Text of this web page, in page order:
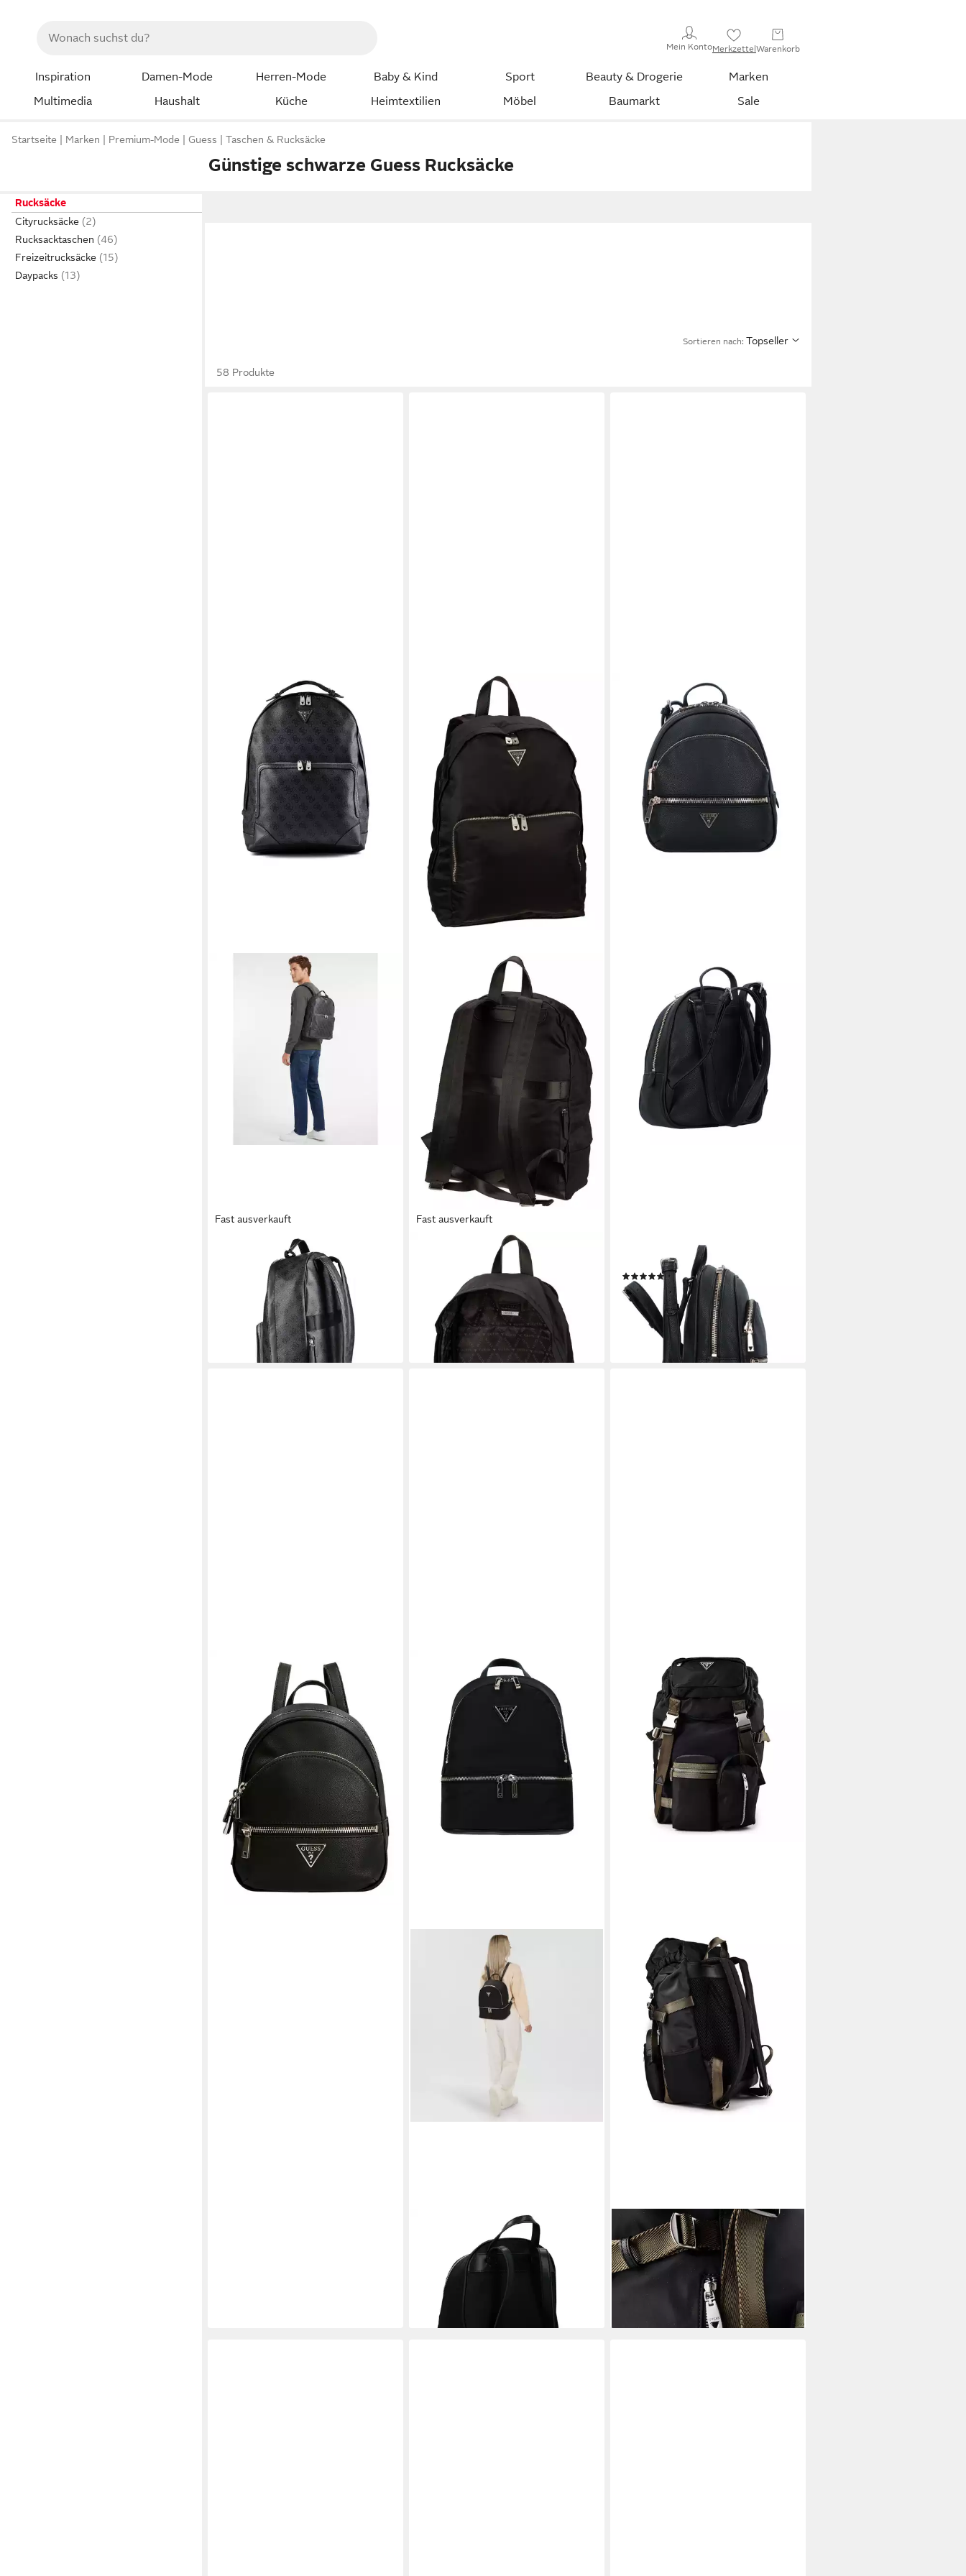
Mein KontoMerkzettelWarenkorb
Inspiration Damen-Mode Herren-Mode Baby & Kind Sport Beauty & Drogerie
Marken
Multimedia
Haushalt Küche Heimtextilien Möbel Baumarkt Sale
Startseite Marken Premium-Mode Guess Taschen & Rucksäcke
Günstige schwarze Guess Rucksäcke
Rucksäcke
Cityrucksäcke
Rucksacktaschen
Freizeitrucksäcke
Daypacks
Sortieren nach: Topseller
58 Produkte
Fast ausverkauft
Laptoprucksack Milano, Polyurethan
UVP115,00 €
lieferbar - in 2-3 Werktagen bei dir
Fast ausverkauft
Rucksack Milano Compact BP P
ab 81,99 € UVP
lieferbar - in 2-3 Werktagen bei dir
Rucksack Manhattan II, Polyurethan
(2)
ab 101,50 € UVP 145,00 €
-30%
lieferbar - in 2-3 Werktagen bei dir
Rucksack Backpack
UVP145,00 €
lieferbar - in 2-3 Werktagen bei dir
Cityrucksack Follie, Polyamid
ab 101,50 € UVP 145,00 €
lieferbar - in 2-3 Werktagen bei dir
Rucksack Berlin, Polyester
ab 104,37 € UVP 135,00 €
-23%
lieferbar - in 2-3 Werktagen bei dir